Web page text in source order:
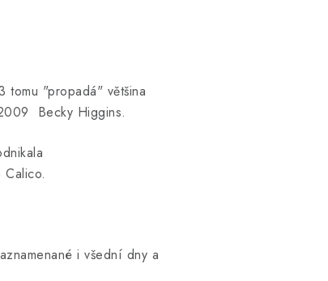
tomu "propadá" většina
Becky Higgins.
i všední dny a